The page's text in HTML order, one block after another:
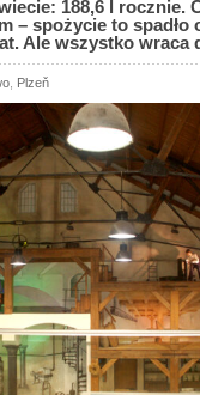
188,6 l rocznie.
– spożycie to spadło
Ale wszystko wraca
Plzeň